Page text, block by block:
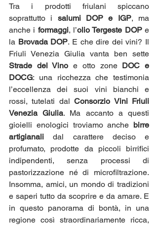
Tra i prodotti friulani spiccano
soprattutto i salumi DOP e IGP, ma
anche i formaggi, l’olio Tergeste DOP e
la Brovada DOP. E che dire dei vini? Il
Strade del Vino e otto zone DOC e
DOCG: una ricchezza che testimonia
l’eccellenza dei suoi vini bianchi e
rossi, tutelati dal Consorzio Vini Friuli
Venezia Giulia. Ma accanto a questi
gioielli enologici troviamo anche birre
artigianali dal carattere deciso e
profumato, prodotte da piccoli birrifici
indipendenti, senza processi di
pastorizzazione né di microfiltrazione.
Insomma, amici, un mondo di tradizioni
e saperi tutto da scoprire e da amare. E
in questo panorama di bontà, in una
regione così straordinariamente ricca,